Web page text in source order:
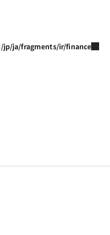
jp/ja/fragments/ir/finance